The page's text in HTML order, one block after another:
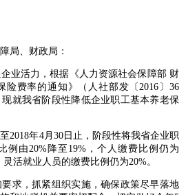
局、财政局：
活力，根据《人力资源社会保障部 财
险费率的通知》（人社部发〔2016〕36
就我省阶段性降低企业职工基本养老保
年4月30日止，阶段性将我省企业职
例由20%降至19%，个人缴费比例仍为
活就业人员的缴费比例仍为20%。
，抓紧组织实施，确保政策尽早落地